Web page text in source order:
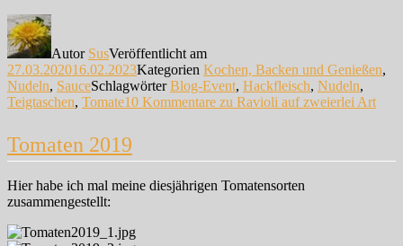
Autor SusVeröffentlicht am
27.03.202016.02.2023Kategorien Kochen, Backen und Genießen,
Nudeln, SauceSchlagwörterBlog-Event, Hackfleisch, Nudeln,
Teigtaschen, Tomate10 Kommentare zu Ravioli auf zweierlei Art
Tomaten 2019
Hier habe ich mal meine diesjährigen Tomatensorten
zusammengestellt: